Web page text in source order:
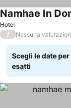
Hotel
Namhae In
/ Nessuna
Scegli le date
esatti